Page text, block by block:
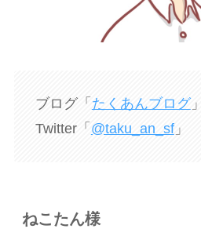
ブログ「 たくあんブログ」
Twitter「 @taku_an_sf」
ねこたん様